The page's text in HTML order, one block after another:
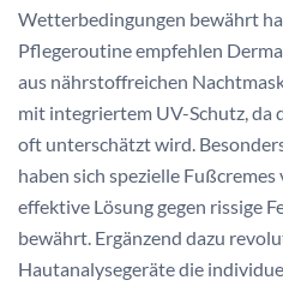
Wetterbedingungen bewährt
Pflegeroutine empfehlen
aus nährstoffreichen
mit integriertem UV-Schutz, da
oft unterschätzt wird.
haben sich spezielle Fußcremes
effektive Lösung gegen rissige
bewährt. Ergänzend dazu
Hautanalysegeräte die